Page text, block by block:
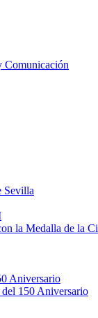
Comunicación
Sevilla
la Medalla de la
Aniversario
150 Aniversario